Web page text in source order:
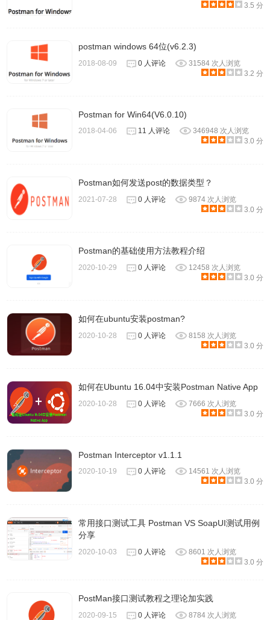
3.5 分
postman windows 64位(v6.2.3)
2018-08-09 0 人评论
31584 次人浏览
3.2 分
Postman for Win64(V6.0.10)
2018-04-06 11 人评论
346948 次人浏览
3.0 分
Postman如何发送post的数据类型？
2021-07-28 0 人评论
9874 次人浏览
3.0 分
Postman的基础使用方法教程介绍
2020-10-29 0 人评论
12458 次人浏览
3.0 分
如何在ubuntu安装postman?
2020-10-28 0 人评论
8158 次人浏览
3.0 分
如何在Ubuntu 16.04中安装Postman Native App
2020-10-28 0 人评论
7666 次人浏览
3.0 分
Postman Interceptor v1.1.1
2020-10-19 0 人评论
14561 次人浏览
3.0 分
常用接口测试工具 Postman VS SoapUI测试用例
分享
2020-10-03 0 人评论
8601 次人浏览
3.0 分
PostMan接口测试教程之理论加实践
2020-09-15 0 人评论
8784 次人浏览